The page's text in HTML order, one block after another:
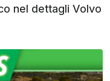
nel dettagli Volvo